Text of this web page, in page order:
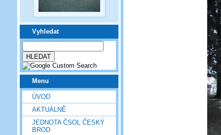
Vyhledat
Menu
ÚVOD
AKTUÁLNĚ
JEDNOTA ČSOL ČESKÝ
BROD